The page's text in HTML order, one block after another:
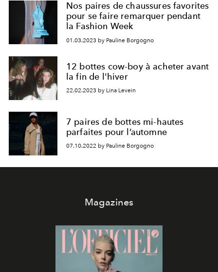
Nos paires de chaussures favorites
pour se faire remarquer pendant
la Fashion Week
01.03.2023 by Pauline Borgogno
12 bottes cow-boy à acheter avant
la fin de l'hiver
22.02.2023 by Lina Levein
7 paires de bottes mi-hautes
parfaites pour l’automne
07.10.2022 by Pauline Borgogno
Magazines